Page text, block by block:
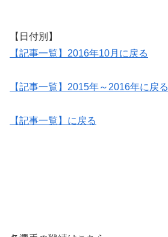
【日付別】
【記事一覧】2016年10月に戻る
【記事一覧】2015年～2016年に戻る
【記事一覧】に戻る